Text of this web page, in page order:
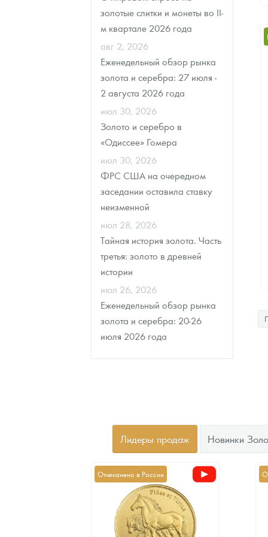
разные года
золотые слитки и монеты во II-
м квартале 2026 года
авг 2, 2026
Еженедельный обзор рынка
золота и серебра: 27 июля -
2 августа 2026 года
июл 30, 2026
Золото и серебро в
«Одиссее» Гомера
июл 30, 2026
ФРС США на очередном
заседании оставила ставку
неизменной
июл 28, 2026
Тайная история золота. Часть
третья: золото в древней
истории
июл 26, 2026
Еженедельный обзор рынка
золота и серебра: 20-26
июля 2026 года
Лидеры продаж Новинки
Отчеканено в России